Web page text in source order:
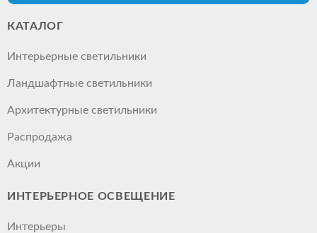
КАТАЛОГ
Интерьерные светильники
Ландшафтные светильники
Архитектурные светильники
Распродажа
Акции
ИНТЕРЬЕРНОЕ ОСВЕЩЕНИЕ
Интерьеры